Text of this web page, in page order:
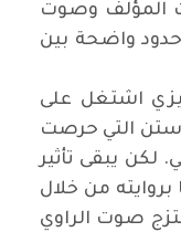
المؤلف وصوت
واضحة بين
اشتغل على
التي حرصت
لكن يبقى تأثير
من خلال
صوت الراوي